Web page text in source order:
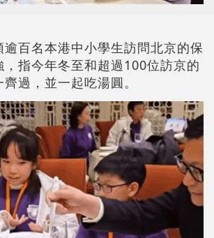
逾百名本港中小學生訪問北京的保
指今年冬至和超過100位訪京的
過，並一起吃湯圓。